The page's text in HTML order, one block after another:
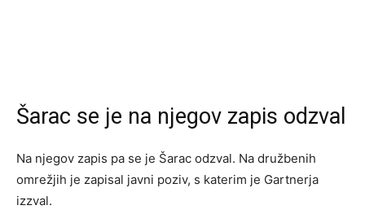
Šarac se je na njegov zapis odzval
Na njegov zapis pa se je Šarac odzval. Na družbenih
omrežjih je zapisal javni poziv, s katerim je Gartnerja
izzval.